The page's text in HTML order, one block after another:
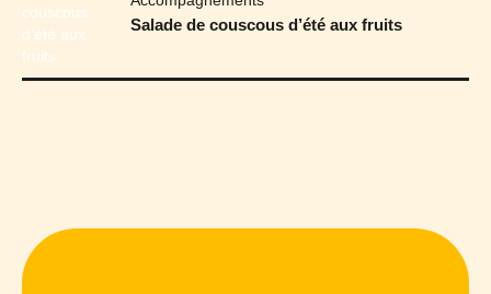
Salade de couscous d’été aux fruits